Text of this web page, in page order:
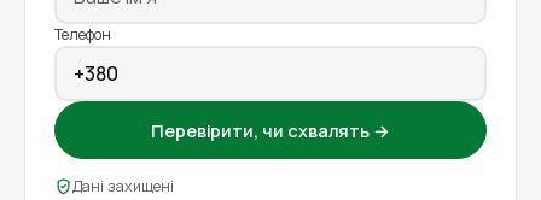
Телефон
Перевірити, чи схвалять →
Дані захищені